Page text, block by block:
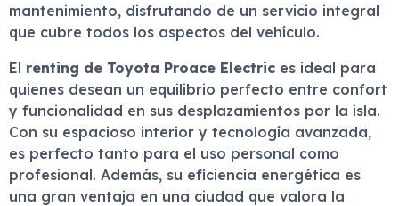
mantenimiento, disfrutando de un servicio integral
que cubre todos los aspectos del vehículo.
El renting de Toyota Proace Electric es ideal para
quienes desean un equilibrio perfecto entre confort
y funcionalidad en sus desplazamientos por la isla.
Con su espacioso interior y tecnología avanzada,
es perfecto tanto para el uso personal como
profesional. Además, su eficiencia energética es
una gran ventaja en una ciudad que valora la